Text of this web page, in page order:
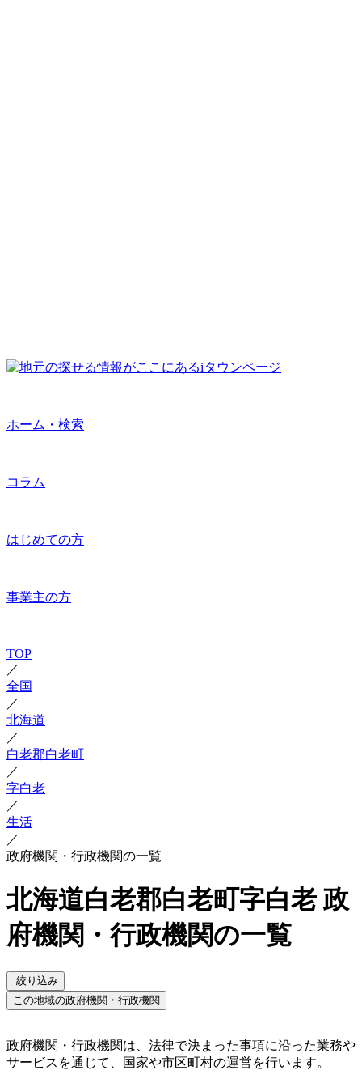
ホーム・検索
コラム
はじめての方
事業主の方
TOP
／
全国
／
北海道
／
白老郡白老町
／
字白老
／
生活
／
政府機関・行政機関の一覧
北海道白老郡白老町字白老 政
府機関・行政機関の一覧
絞り込み
この地域の政府機関・行政機関
政府機関・行政機関は、法律で決まった事項に沿った業務や
サービスを通じて、国家や市区町村の運営を行います。